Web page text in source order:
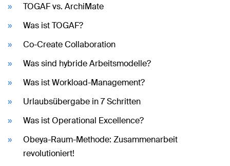
TOGAF vs. ArchiMate
Was ist TOGAF?
Co-Create Collaboration
Was sind hybride Arbeitsmodelle?
Was ist Workload-Management?
Urlaubsübergabe in 7 Schritten
Was ist Operational Excellence?
Obeya-Raum-Methode: Zusammenarbeit
revolutioniert!